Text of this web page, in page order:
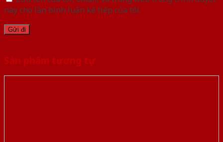
này cho lần bình luận kế tiếp của tôi.
Sản phẩm tương tự